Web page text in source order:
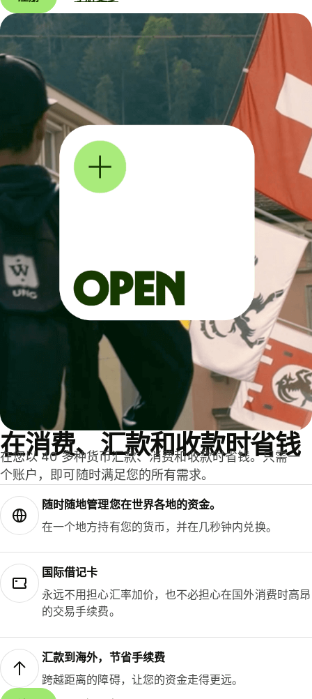
在消费、汇款和收款时省钱
在您以 40 多种货币汇款、消费和收款时省钱。只需一
个账户，即可随时满足您的所有需求。
随时随地管理您在世界各地的资金。
在一个地方持有您的货币，并在几秒钟内兑换。
国际借记卡
永远不用担心汇率加价，也不必担心在国外消费时高昂
的交易手续费。
汇款到海外，节省手续费
跨越距离的障碍，让您的资金走得更远。